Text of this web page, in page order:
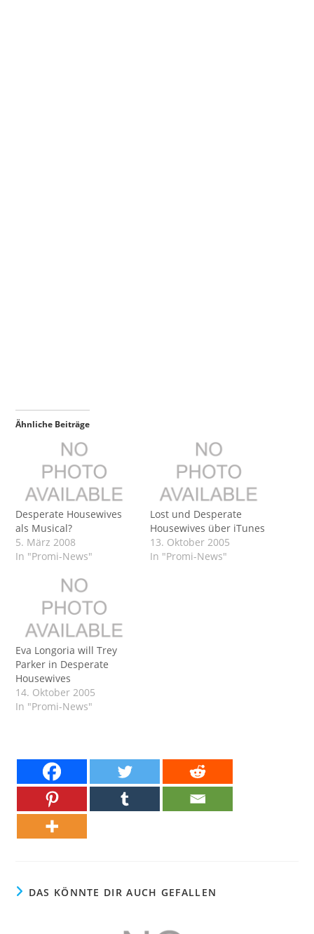
Ähnliche Beiträge
Desperate Housewives
als Musical?
5. März 2008
In "Promi-News"
Lost und Desperate
Housewives über iTunes
13. Oktober 2005
In "Promi-News"
Eva Longoria will Trey
Parker in Desperate
Housewives
14. Oktober 2005
In "Promi-News"
DAS KÖNNTE DIR AUCH GEFALLEN